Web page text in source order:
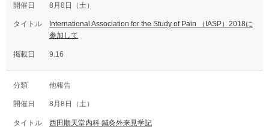
8月8日（土）
International Association for the Study of Pain （IASP）2018に
参加して
9.16
他報告
8月8日（土）
西田順天堂内科 鍼灸外来見学記